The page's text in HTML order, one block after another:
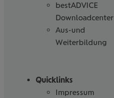
bestADVICE
Downloadcenter
Aus-und
Weiterbildung
Quicklinks
Impressum